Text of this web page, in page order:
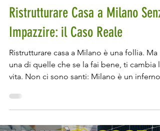
Ristrutturare Casa a Milano Senza
Impazzire: il Caso Reale
Ristrutturare casa a Milano è una follia. Ma
una di quelle che se la fai bene, ti cambia la
vita. Non ci sono santi: Milano è un inferno
impossibili, regolamenti condominiali da
anni '70, vincoli ovunque, architetti che
parlano di estetica e non hanno idea di